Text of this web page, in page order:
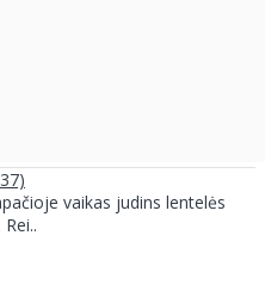
vaikas judins lentelės